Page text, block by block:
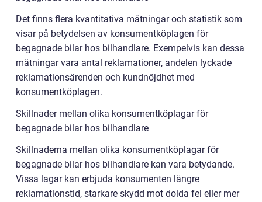
Det finns flera kvantitativa mätningar och statistik som
visar på betydelsen av konsumentköplagen för
begagnade bilar hos bilhandlare. Exempelvis kan dessa
mätningar vara antal reklamationer, andelen lyckade
reklamationsärenden och kundnöjdhet med
konsumentköplagen.
Skillnader mellan olika konsumentköplagar för
begagnade bilar hos bilhandlare
Skillnaderna mellan olika konsumentköplagar för
begagnade bilar hos bilhandlare kan vara betydande.
Vissa lagar kan erbjuda konsumenten längre
reklamationstid, starkare skydd mot dolda fel eller mer